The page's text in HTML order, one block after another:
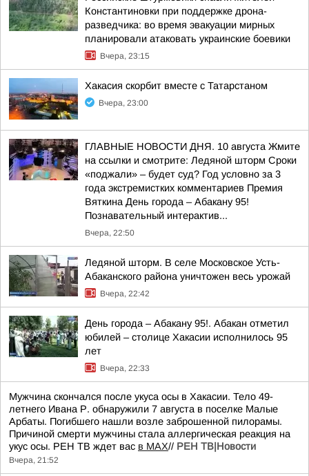
Константиновки при поддержке дрона-
разведчика: во время эвакуации мирных
планировали атаковать украинские боевики
Вчера, 23:15
Хакасия скорбит вместе с Татарстаном
Вчера, 23:00
ГЛАВНЫЕ НОВОСТИ ДНЯ. 10 августа Жмите
на ссылки и смотрите: Ледяной шторм Сроки
«поджали» – будет суд? Год условно за 3
года экстремистких комментариев Премия
Вяткина День города – Абакану 95!
Познавательный интерактив...
Вчера, 22:50
Ледяной шторм. В селе Московское Усть-
Абаканского района уничтожен весь урожай
Вчера, 22:42
День города – Абакану 95!. Абакан отметил
юбилей – столице Хакасии исполнилось 95
лет
Вчера, 22:33
Мужчина скончался после укуса осы в Хакасии. Тело 49-
летнего Ивана Р. обнаружили 7 августа в поселке Малые
Арбаты. Погибшего нашли возле заброшенной пилорамы.
Причиной смерти мужчины стала аллергическая реакция на
укус осы. РЕН ТВ ждет вас в MAX// РЕН ТВ|Новости
Вчера, 21:52